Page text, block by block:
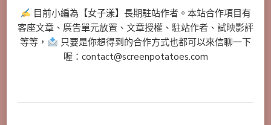
目前小編為【女子漾】長期駐站作者。本站合作項目有
客座文章、廣告單元放置、文章授權、駐站作者、試映影評
等等，
只要是你想得到的合作方式也都可以來信聊一下
喔：contact@screenpotatoes.com